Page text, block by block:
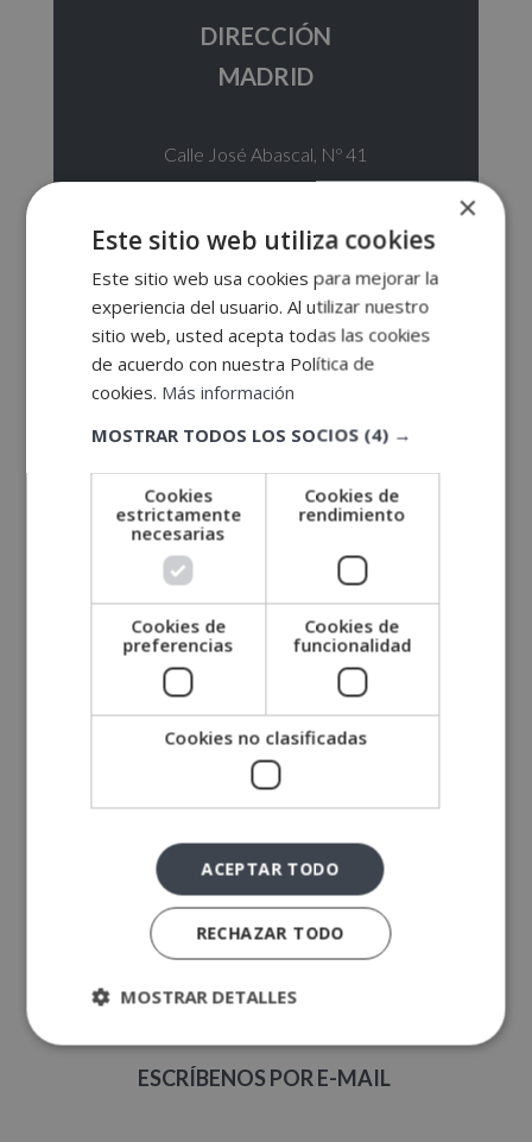
DIRECCIÓN
MADRID
Calle José Abascal, Nº 41
Ir al mapa
DIRECCIÓN
ROMA
Via Antonio Salandra, Nº 18
00187 Roma, Italia
Ir al mapa
ESCRÍBENOS POR E-MAIL
×
Este sitio web utiliza cookies
Este sitio web usa cookies para mejorar la
experiencia del usuario. Al utilizar nuestro
sitio web, usted acepta todas las cookies
de acuerdo con nuestra Política de
cookies. Más información
MOSTRAR TODOS LOS SOCIOS (4) →
Cookies
estrictamente
necesarias
Cookies de
rendimiento
Cookies de
preferencias
Cookies de
funcionalidad
Cookies no clasificadas
ACEPTAR TODO
RECHAZAR TODO
MOSTRAR DETALLES